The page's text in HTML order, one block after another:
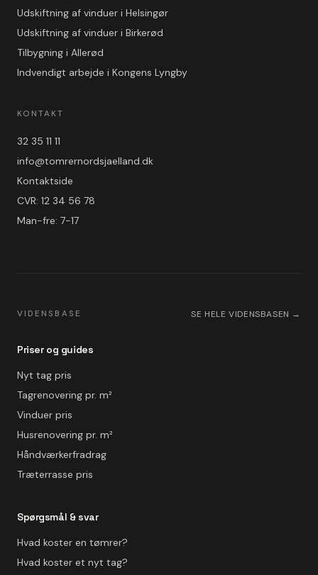
Udskiftning af vinduer i Helsingør
Udskiftning af vinduer i Birkerød
Tilbygning i Allerød
Indvendigt arbejde i Kongens Lyngby
KONTAKT
32 35 11 11
info@tomrernordsjaelland.dk
Kontaktside
CVR: 12 34 56 78
Man-fre: 7-17
VIDENSBASE SE HELE VIDENSBASEN →
Priser og guides
Nyt tag pris
Tagrenovering pr. m²
Vinduer pris
Husrenovering pr. m²
Håndværkerfradrag
Træterrasse pris
Spørgsmål & svar
Hvad koster en tømrer?
Hvad koster et nyt tag?